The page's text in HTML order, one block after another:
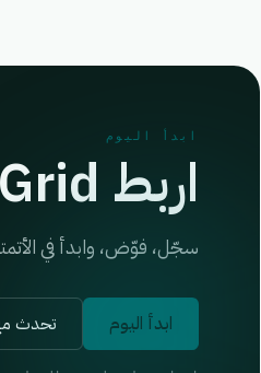
ابدأ اليوم
اربط SendGrid في أقل من 5 دقائق.
سجّل، فوّض، وابدأ في
ابدأ اليوم تحدث